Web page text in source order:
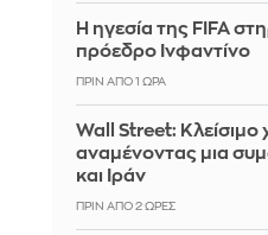
Η ηγεσία της FIFA
πρόεδρο Ινφαντίνο
ΠΡΙΝ ΑΠΌ 1 ΏΡΑ
Wall Street: Κλείσιμο
αναμένοντας μια
και Ιράν
ΠΡΙΝ ΑΠΌ 2 ΏΡΕΣ